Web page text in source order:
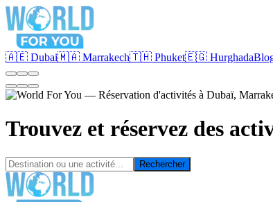
🇦🇪 Dubai🇲🇦 Marrakech🇹🇭 Phuket🇪🇬 Hurghada
Trouvez et réservez des
Rechercher